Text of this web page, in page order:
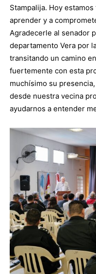
Stampalija. Hoy
aprender y a
Agradecerle al senador
departamento Vera por
transitando un camino
fuertemente con esta
muchísimo su
desde nuestra vecina
ayudarnos a entender